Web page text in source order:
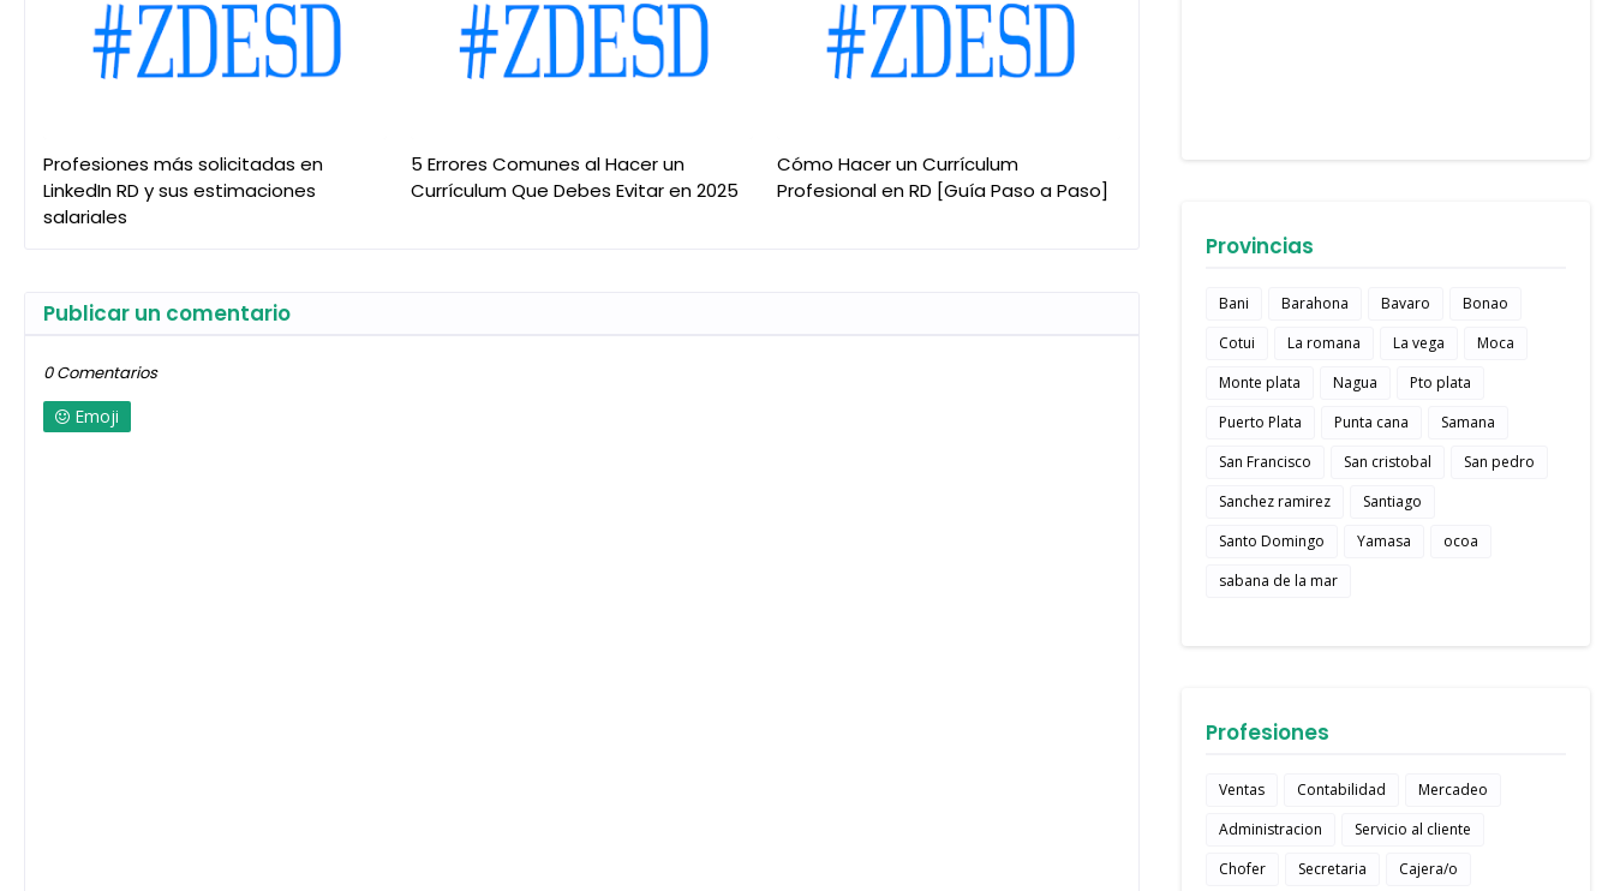
Profesiones más solicitadas en
LinkedIn RD y sus estimaciones
salariales
5 Errores Comunes al Hacer un
Currículum Que Debes Evitar en 2025
Cómo Hacer un Currículum
Profesional en RD [Guía Paso a Paso]
Publicar un comentario
0 Comentarios
Emoji
Provincias
Bani Barahona Bavaro
Bonao
Cotui
La romana La vega
Moca
Monte plata
Nagua
Pto plata
Puerto Plata
Punta cana
Samana
San Francisco
San cristobal
San pedro
Sanchez ramirez
Santiago
Santo Domingo
Yamasa
ocoa
sabana de la mar
Profesiones
Ventas Contabilidad
Mercadeo
Administracion
Servicio al cliente
Chofer
Secretaria
Cajera/o